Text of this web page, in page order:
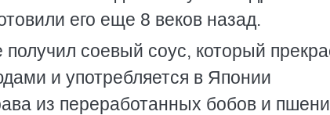
его еще 8 веков назад.
соевый соус, который
и употребляется в Японии
из переработанных бобов и